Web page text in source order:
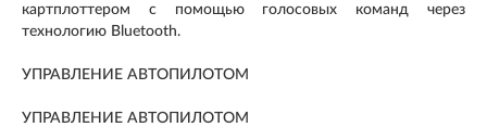
картплоттером с помощью голосовых команд через
технологию Bluetooth.
УПРАВЛЕНИЕ АВТОПИЛОТОМ
УПРАВЛЕНИЕ АВТОПИЛОТОМ